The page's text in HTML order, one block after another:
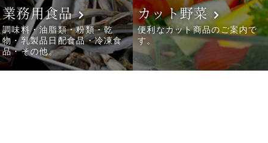
業務用食品
調味料・油脂類・粉類・乾
物・乳製品日配食品・冷凍食
品・その他。
カット野菜
便利なカット商品のご案内で
す。